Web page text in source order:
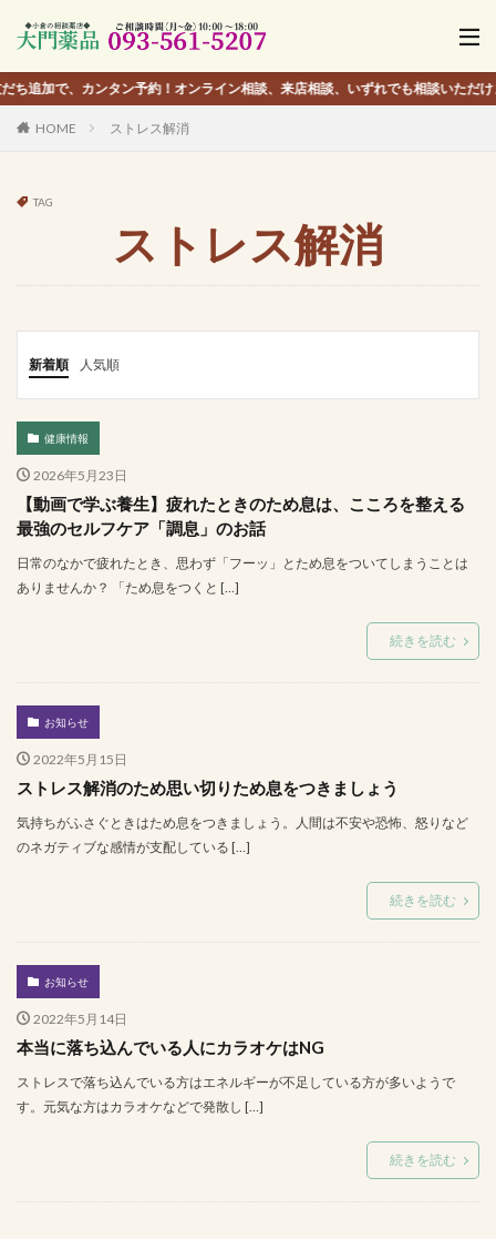
タン予約！オンライン相談、来店相談、いずれでも相談いただけます。
HOME ストレス解消
TAG
ストレス解消
新着順 人気順
健康情報
2026年5月23日
【動画で学ぶ養生】疲れたときのため息は、こころを整える
最強のセルフケア「調息」のお話
日常のなかで疲れたとき、思わず「フーッ」とため息をついてしまうことは
ありませんか？ 「ため息をつくと […]
続きを読む
お知らせ
2022年5月15日
ストレス解消のため思い切りため息をつきましょう
気持ちがふさぐときはため息をつきましょう。人間は不安や恐怖、怒りなど
のネガティブな感情が支配している […]
続きを読む
お知らせ
2022年5月14日
本当に落ち込んでいる人にカラオケはNG
ストレスで落ち込んでいる方はエネルギーが不足している方が多いようで
す。元気な方はカラオケなどで発散し […]
続きを読む